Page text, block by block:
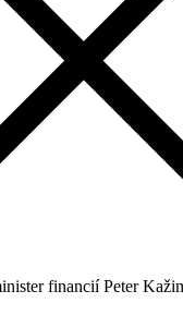
financií Peter